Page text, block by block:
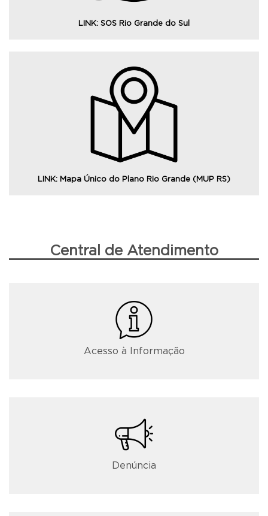
LINK: SOS Rio Grande do Sul
LINK: Mapa Único do Plano Rio Grande (MUP RS)
Consulte o mapeamento das áreas diretamente
atingidas pelo fenômeno meteorológico de abril e maio,
com informações sobre as cidades afetadas.
Central de Atendimento
Acesso à Informação
Denúncia